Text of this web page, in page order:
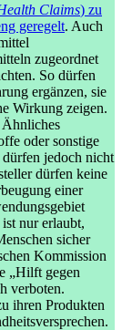
Claims) zu
geregelt. Auch
zugeordnet
So dürfen
ergänzen, sie
Wirkung zeigen.
Ähnliches
oder sonstige
jedoch nicht
dürfen keine
einer
nur erlaubt,
sicher
Kommission
„Hilft gegen
verboten.
ihren Produkten